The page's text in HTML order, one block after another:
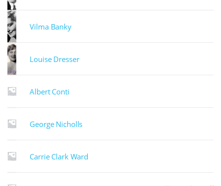
Vilma Banky
Louise Dresser
Albert Conti
George Nicholls
Carrie Clark Ward